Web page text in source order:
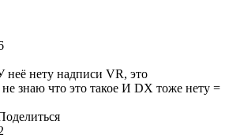
неё нету надписи VR, это
знаю что это такое И DX тоже нету =